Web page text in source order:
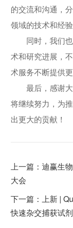
的交流和沟通，
领域的技术和经
同时，我们
术和研究进展，
术服务不断提供更
最后，感谢
将继续努力，为
出更大的贡献！
上一篇：迪赢生
大会
下一篇：上新 |
快速杂交捕获试